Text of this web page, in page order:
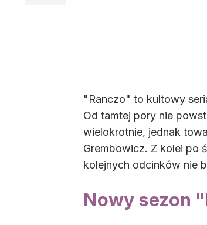
"Ranczo" to kultowy
Od tamtej pory nie
wielokrotnie, jednak
Grembowicz. Z kolei po
kolejnych odcinków nie
Nowy sezon